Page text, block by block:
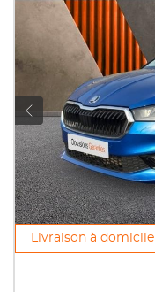
Livraison à domicile